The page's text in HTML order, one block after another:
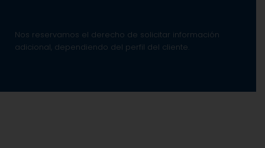
Nos reservamos el derecho de solicitar información
adicional, dependiendo del perfil del cliente.